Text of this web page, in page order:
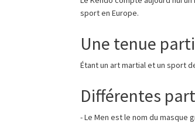
sport en Europe.
Une tenue
Étant un art martial et un sport
Différentes
- Le Men est le nom du masque